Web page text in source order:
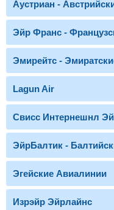
Аустриан -
Эйр Франс -
Эмирейтс -
Lagun Air
Свисс Интернешнл
ЭйрБалтик -
Эгейские Авиалинии
Изрэйр Эйрлайнc